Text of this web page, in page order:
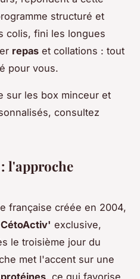
structuré et
colis, fini les longues
repas et collations : tout
pour vous.
sur les box minceur et
consultez
l'approche
française créée en 2004,
CétoActiv' exclusive,
le troisième jour du
met l'accent sur une